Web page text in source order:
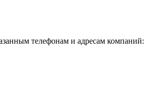
телефонам и адресам компаний: